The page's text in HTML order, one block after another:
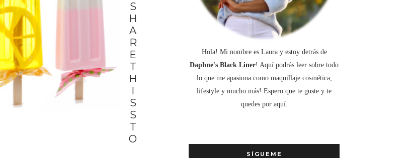
S
H
A
R
E
T
H
I
S
S
T
O
Hola! Mi nombre es Laura y estoy detrás de
Daphne's Black Liner! Aquí podrás leer sobre todo
lo que me apasiona como maquillaje cosmética,
lifestyle y mucho más! Espero que te guste y te
quedes por aquí.
SÍGUEME